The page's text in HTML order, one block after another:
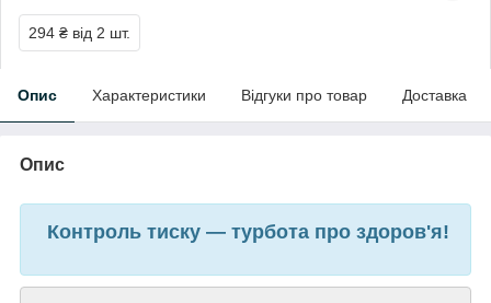
294 ₴ від 2 шт.
Опис Характеристики Відгуки про товар Доставка
Опис
Контроль тиску — турбота про здоров'я!